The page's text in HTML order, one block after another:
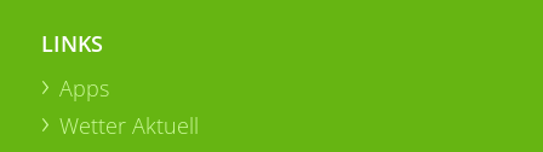
LINKS
Apps
Wetter Aktuell